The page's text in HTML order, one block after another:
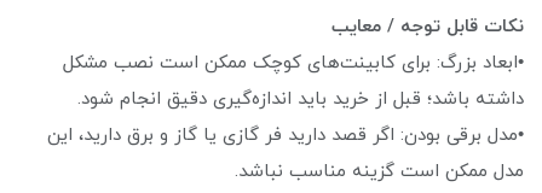
نکات قابل توجه / معایب
•ابعاد بزرگ: برای کابینت‌های کوچک ممکن است نصب مشکل
داشته باشد؛ قبل از خرید باید اندازه‌گیری دقیق انجام شود.
•مدل برقی بودن: اگر قصد دارید فر گازی یا گاز و برق دارید، این
مدل ممکن است گزینه مناسب نباشد.